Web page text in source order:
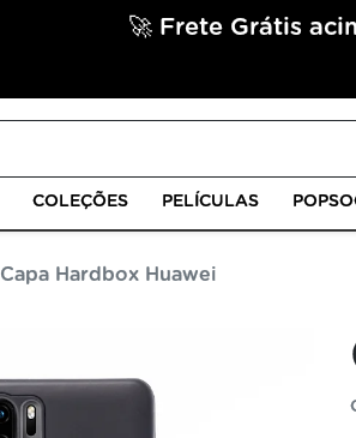
🚀 Frete Grátis
COLEÇÕES PELÍCULAS
Capa Hardbox Huawei